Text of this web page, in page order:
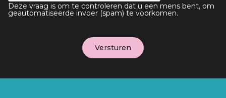
Deze vraag is om te controleren dat u een mens bent, om
geautomatiseerde invoer (spam) te voorkomen.